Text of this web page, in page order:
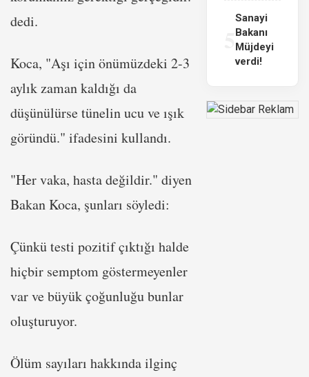
dedi.
Koca, "Aşı için önümüzdeki 2-3
aylık zaman kaldığı da
düşünülürse tünelin ucu ve ışık
göründü." ifadesini kullandı.
"Her vaka, hasta değildir." diyen
Bakan Koca, şunları söyledi:
Çünkü testi pozitif çıktığı halde
hiçbir semptom göstermeyenler
var ve büyük çoğunluğu bunlar
oluşturuyor.
Ölüm sayıları hakkında ilginç
Sanayi
Bakanı
Müjdeyi
verdi!